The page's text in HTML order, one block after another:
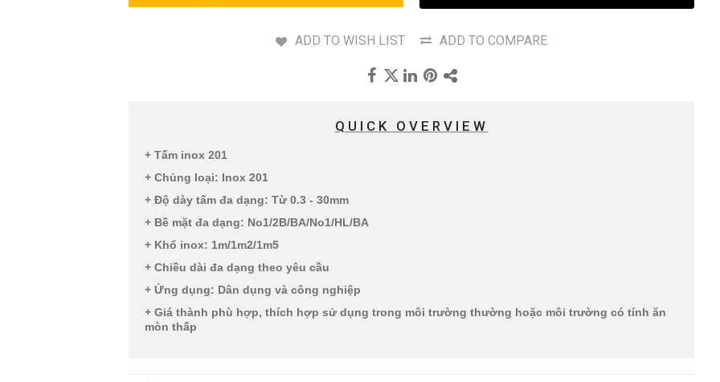
ADD TO WISH LIST ADD TO COMPARE
QUICK OVERVIEW
+ Tấm inox 201
+ Chủng loại: Inox 201
+ Độ dày tấm đa dạng: Từ 0.3 - 30mm
+ Bề mặt đa dạng: No1/2B/BA/No1/HL/BA
+ Khổ inox: 1m/1m2/1m5
+ Chiều dài đa dạng theo yêu cầu
+ Ứng dụng: Dân dụng và công nghiệp
+ Giá thành phù hợp, thích hợp sử dụng trong môi trường thường hoặc môi trường có tính ăn
mòn thấp